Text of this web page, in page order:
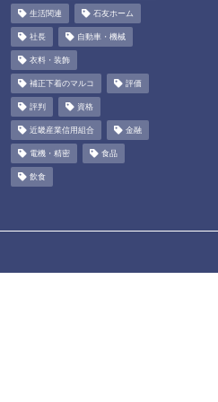
生活関連 石友ホーム
社長 自動車・機械
衣料・装飾
補正下着のマルコ 評価
評判 資格
近畿産業信用組合 金融
電機・精密 食品
飲食